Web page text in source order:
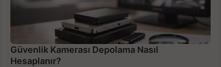
Güvenlik Kamerası Depolama Nasıl
Hesaplanır?